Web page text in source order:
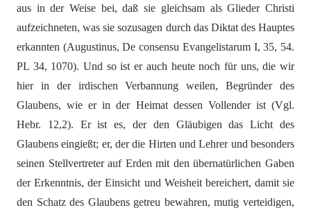
aus in der Weise bei, daß sie gleichsam als Glieder Christi
aufzeichneten, was sie sozusagen durch das Diktat des Hauptes
erkannten (Augustinus, De consensu Evangelistarum I, 35, 54.
PL 34, 1070). Und so ist er auch heute noch für uns, die wir
hier in der irdischen Verbannung weilen, Begründer des
Glaubens, wie er in der Heimat dessen Vollender ist (Vgl.
Hebr. 12,2). Er ist es, der den Gläubigen das Licht des
Glaubens eingießt; er, der die Hirten und Lehrer und besonders
seinen Stellvertreter auf Erden mit den übernatürlichen Gaben
der Erkenntnis, der Einsicht und Weisheit bereichert, damit sie
den Schatz des Glaubens getreu bewahren, mutig verteidigen,